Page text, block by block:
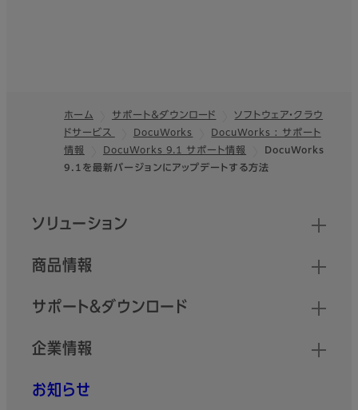
フッター
ホーム サポート＆ダウンロード
ソフトウェア・クラウ
ドサービス
DocuWorks
DocuWorks : サポート
情報
DocuWorks 9.1 サポート情報
DocuWorks
9.1を最新バージョンにアップデートする方法
クイックリンク
ソリューション
商品情報
サポート＆ダウンロード
企業情報
お知らせ